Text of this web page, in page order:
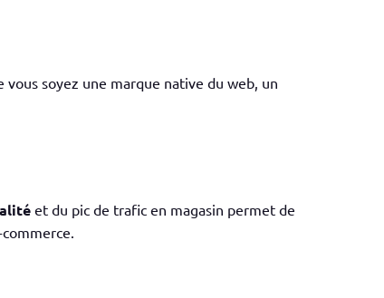
soyez une marque native du web, un
et du pic de trafic en magasin permet de